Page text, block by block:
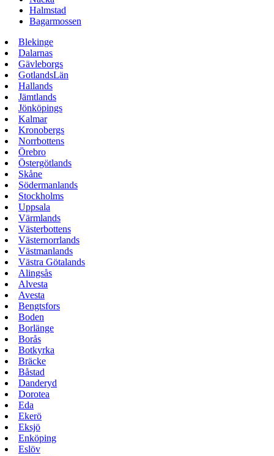
Halmstad
Bagarmossen
Blekinge
Dalarnas
Gävleborgs
GotlandsLän
Hallands
Jämtlands
Jönköpings
Kalmar
Kronobergs
Norrbottens
Örebro
Östergötlands
Skåne
Södermanlands
Stockholms
Uppsala
Värmlands
Västerbottens
Västernorrlands
Västmanlands
Västra Götalands
Alingsås
Alvesta
Avesta
Bengtsfors
Boden
Borlänge
Borås
Botkyrka
Bräcke
Båstad
Danderyd
Dorotea
Eda
Ekerö
Eksjö
Enköping
Eslöv